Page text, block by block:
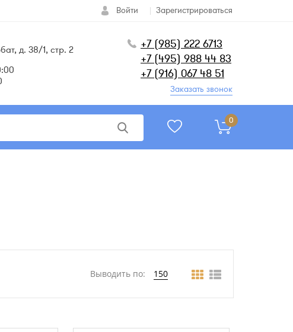
Зарегистрироваться
Войти
д. 38/1, стр. 2
+7 (985) 222 6713
+7 (495) 988 44 83
+7 (916) 067 48 51
Заказать звонок
0
Выводить по: 150